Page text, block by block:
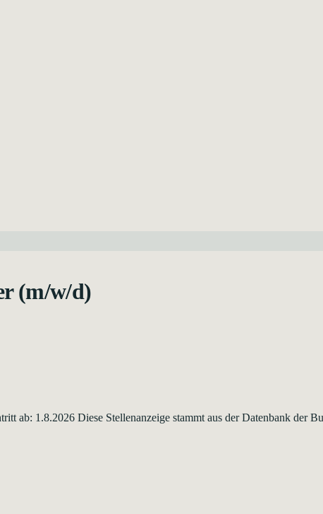
(m/w/d)
ab: 1.8.2026 Diese Stellenanzeige stammt aus der Datenbank der